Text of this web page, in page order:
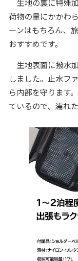
生地の裏に特殊
荷物の量にかかわ
ーンはもちろん、
おすすめです。
生地表面に撥水
しました。止水フ
ら内部を守ります
ているので、濡れ